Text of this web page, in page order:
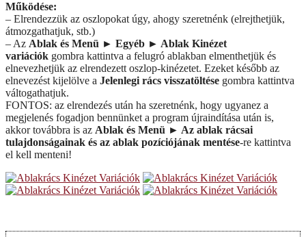
Működése:
– Elrendezzük az oszlopokat úgy, ahogy szeretnénk (elrejthetjük,
átmozgathatjuk, stb.)
– Az Ablak és Menü ► Egyéb ► Ablak Kinézet
variációk gombra kattintva a felugró ablakban elmenthetjük és
elnevezhetjük az elrendezett oszlop-kinézetet. Ezeket később az
elnevezést kijelölve a Jelenlegi rács visszatöltése gombra kattintva
váltogathatjuk.
FONTOS: az elrendezés után ha szeretnénk, hogy ugyanez a
megjelenés fogadjon bennünket a program újraindítása után is,
akkor továbbra is az Ablak és Menü ► Az ablak rácsai
tulajdonságainak és az ablak pozíciójának mentése-re kattintva
el kell menteni!